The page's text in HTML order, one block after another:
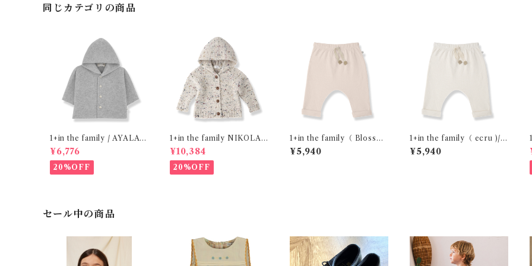
同じカテゴリの商品
1+in the family / AYALA (
24m )
¥6,776
20%OFF
1+in the family NIKOLAI
( 12,24m )
¥10,384
20%OFF
1+in the family（ Blosso
m )/ALAIN( 12m )
¥5,940
1+in the family（ ecru )/A
LAIN( 12m )
¥5,940
セール中の商品